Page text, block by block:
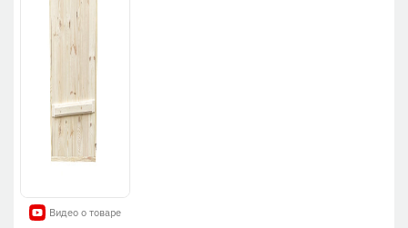
Видео о товаре